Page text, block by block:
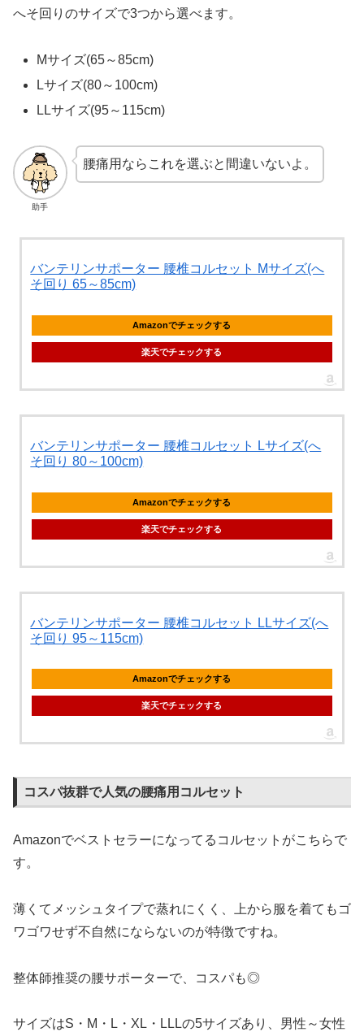
へそ回りのサイズで3つから選べます。
Mサイズ(65～85cm)
Lサイズ(80～100cm)
LLサイズ(95～115cm)
助手
腰痛用ならこれを選ぶと間違いないよ。
バンテリンサポーター 腰椎コルセット Mサイズ(へ
そ回り 65～85cm)
Amazonでチェックする
楽天でチェックする
バンテリンサポーター 腰椎コルセット Lサイズ(へ
そ回り 80～100cm)
Amazonでチェックする
楽天でチェックする
バンテリンサポーター 腰椎コルセット LLサイズ(へ
そ回り 95～115cm)
Amazonでチェックする
楽天でチェックする
コスパ抜群で人気の腰痛用コルセット
Amazonでベストセラーになってるコルセットがこちらで
す。
薄くてメッシュタイプで蒸れにくく、上から服を着てもゴ
ワゴワせず不自然にならないのが特徴ですね。
整体師推奨の腰サポーターで、コスパも◎
サイズはS・M・L・XL・LLLの5サイズあり、男性～女性